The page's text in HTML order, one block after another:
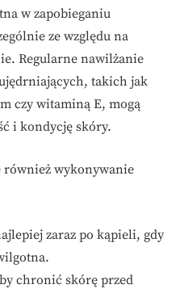
w zapobieganiu
ze względu na
Regularne nawilżanie
takich jak
czy witaminą E, mogą
i kondycję skóry.
również wykonywanie
zaraz po kąpieli, gdy
chronić skórę przed